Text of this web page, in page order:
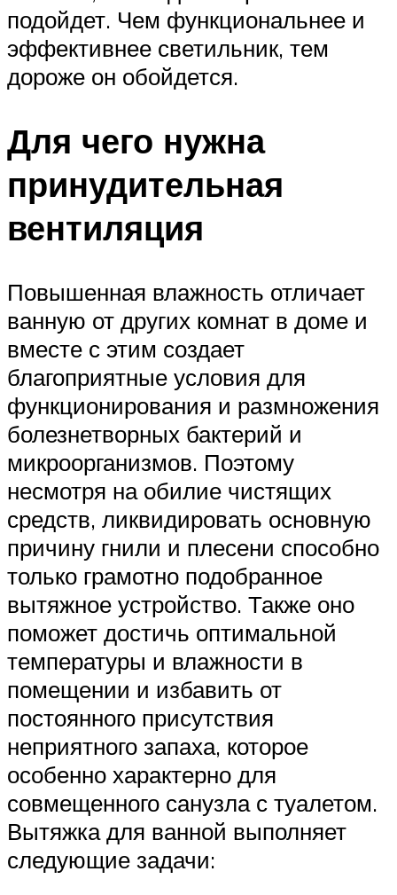
подойдет. Чем функциональнее и
эффективнее светильник, тем
дороже он обойдется.
Для чего нужна
принудительная
вентиляция
Повышенная влажность отличает
ванную от других комнат в доме и
вместе с этим создает
благоприятные условия для
функционирования и размножения
болезнетворных бактерий и
микроорганизмов. Поэтому
несмотря на обилие чистящих
средств, ликвидировать основную
причину гнили и плесени способно
только грамотно подобранное
вытяжное устройство. Также оно
поможет достичь оптимальной
температуры и влажности в
помещении и избавить от
постоянного присутствия
неприятного запаха, которое
особенно характерно для
совмещенного санузла с туалетом.
Вытяжка для ванной выполняет
следующие задачи: